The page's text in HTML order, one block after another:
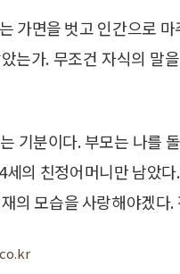
가면을 벗고 인간으로
는가. 무조건 자식의 말
기분이다. 부모는 나를
의 친정어머니만 남았
의 모습을 사랑해야겠다